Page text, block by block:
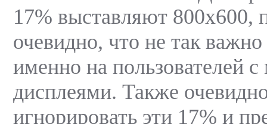
17% выставляют 800х600,
очевидно, что не так важно
именно на пользователей
дисплеями. Также
игнорировать эти 17% и